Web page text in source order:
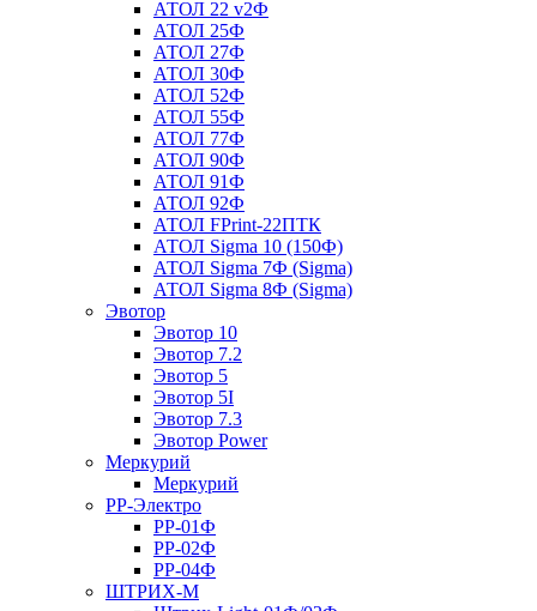
АТОЛ 22 v2Ф
АТОЛ 25Ф
АТОЛ 27Ф
АТОЛ 30Ф
АТОЛ 52Ф
АТОЛ 55Ф
АТОЛ 77Ф
АТОЛ 90Ф
АТОЛ 91Ф
АТОЛ 92Ф
АТОЛ FPrint-22ПТК
АТОЛ Sigma 10 (150Ф)
АТОЛ Sigma 7Ф (Sigma)
АТОЛ Sigma 8Ф (Sigma)
Эвотор
Эвотор 10
Эвотор 7.2
Эвотор 5
Эвотор 5I
Эвотор 7.3
Эвотор Power
Меркурий
Меркурий
РР-Электро
РР-01Ф
РР-02Ф
РР-04Ф
ШТРИХ-М